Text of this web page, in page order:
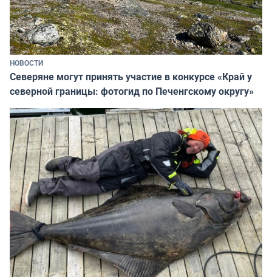
НОВОСТИ
Северяне могут принять участие в конкурсе «Край у
северной границы: фотогид по Печенгскому округу»